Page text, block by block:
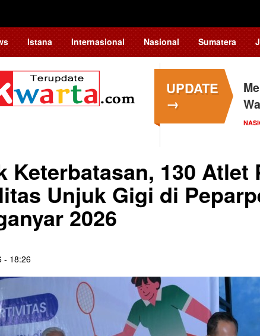
Istana Internasional Nasional Sumatera
UPDATE
→
Keterbatasan, 130 Atlet
Unjuk Gigi di
2026
- 18:26